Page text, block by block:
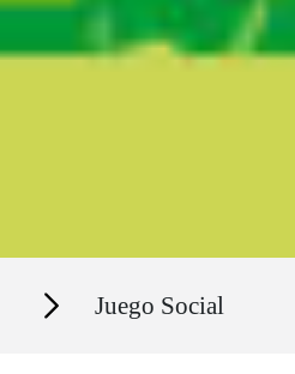
Secciones Juego Social